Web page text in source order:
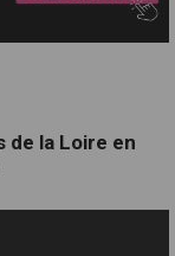
la Loire en